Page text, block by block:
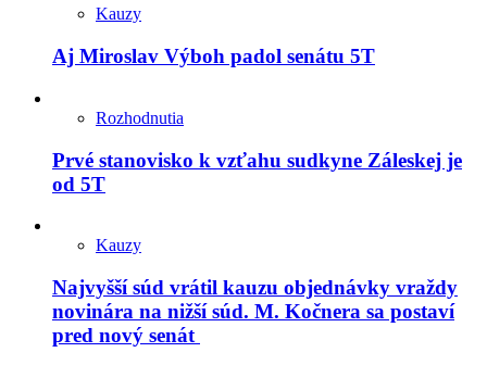
Kauzy
Aj Miroslav Výboh padol senátu 5T
Rozhodnutia
Prvé stanovisko k vzťahu sudkyne Záleskej je
od 5T
Kauzy
Najvyšší súd vrátil kauzu objednávky vraždy
novinára na nižší súd. M. Kočnera sa postaví
pred nový senát